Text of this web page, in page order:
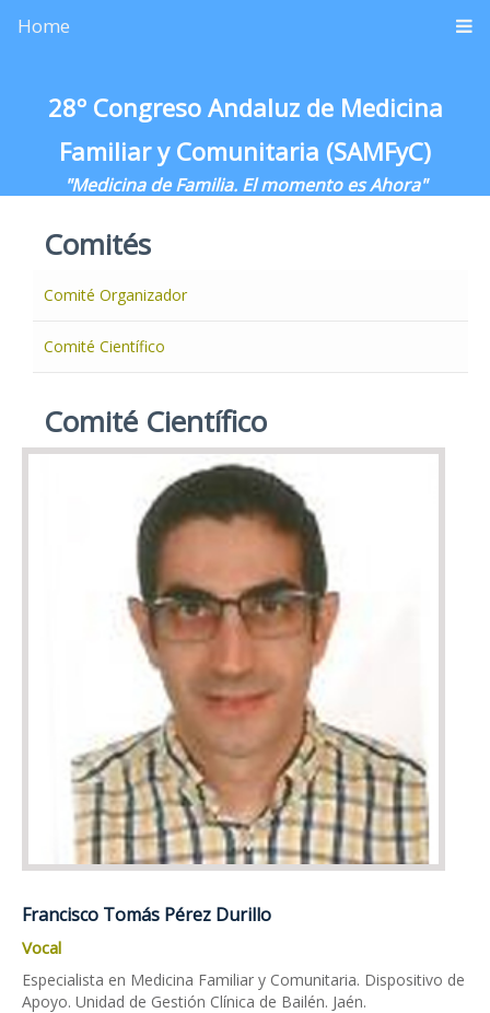
Home
28º Congreso Andaluz de Medicina
Familiar y Comunitaria (SAMFyC)
"Medicina de Familia. El momento es Ahora"
Comités
Comité Organizador
Comité Científico
Comité Científico
Francisco Tomás Pérez Durillo
Vocal
Especialista en Medicina Familiar y Comunitaria. Dispositivo de
Apoyo. Unidad de Gestión Clínica de Bailén. Jaén.